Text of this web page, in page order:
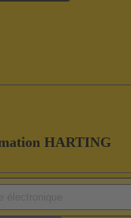
HARTING